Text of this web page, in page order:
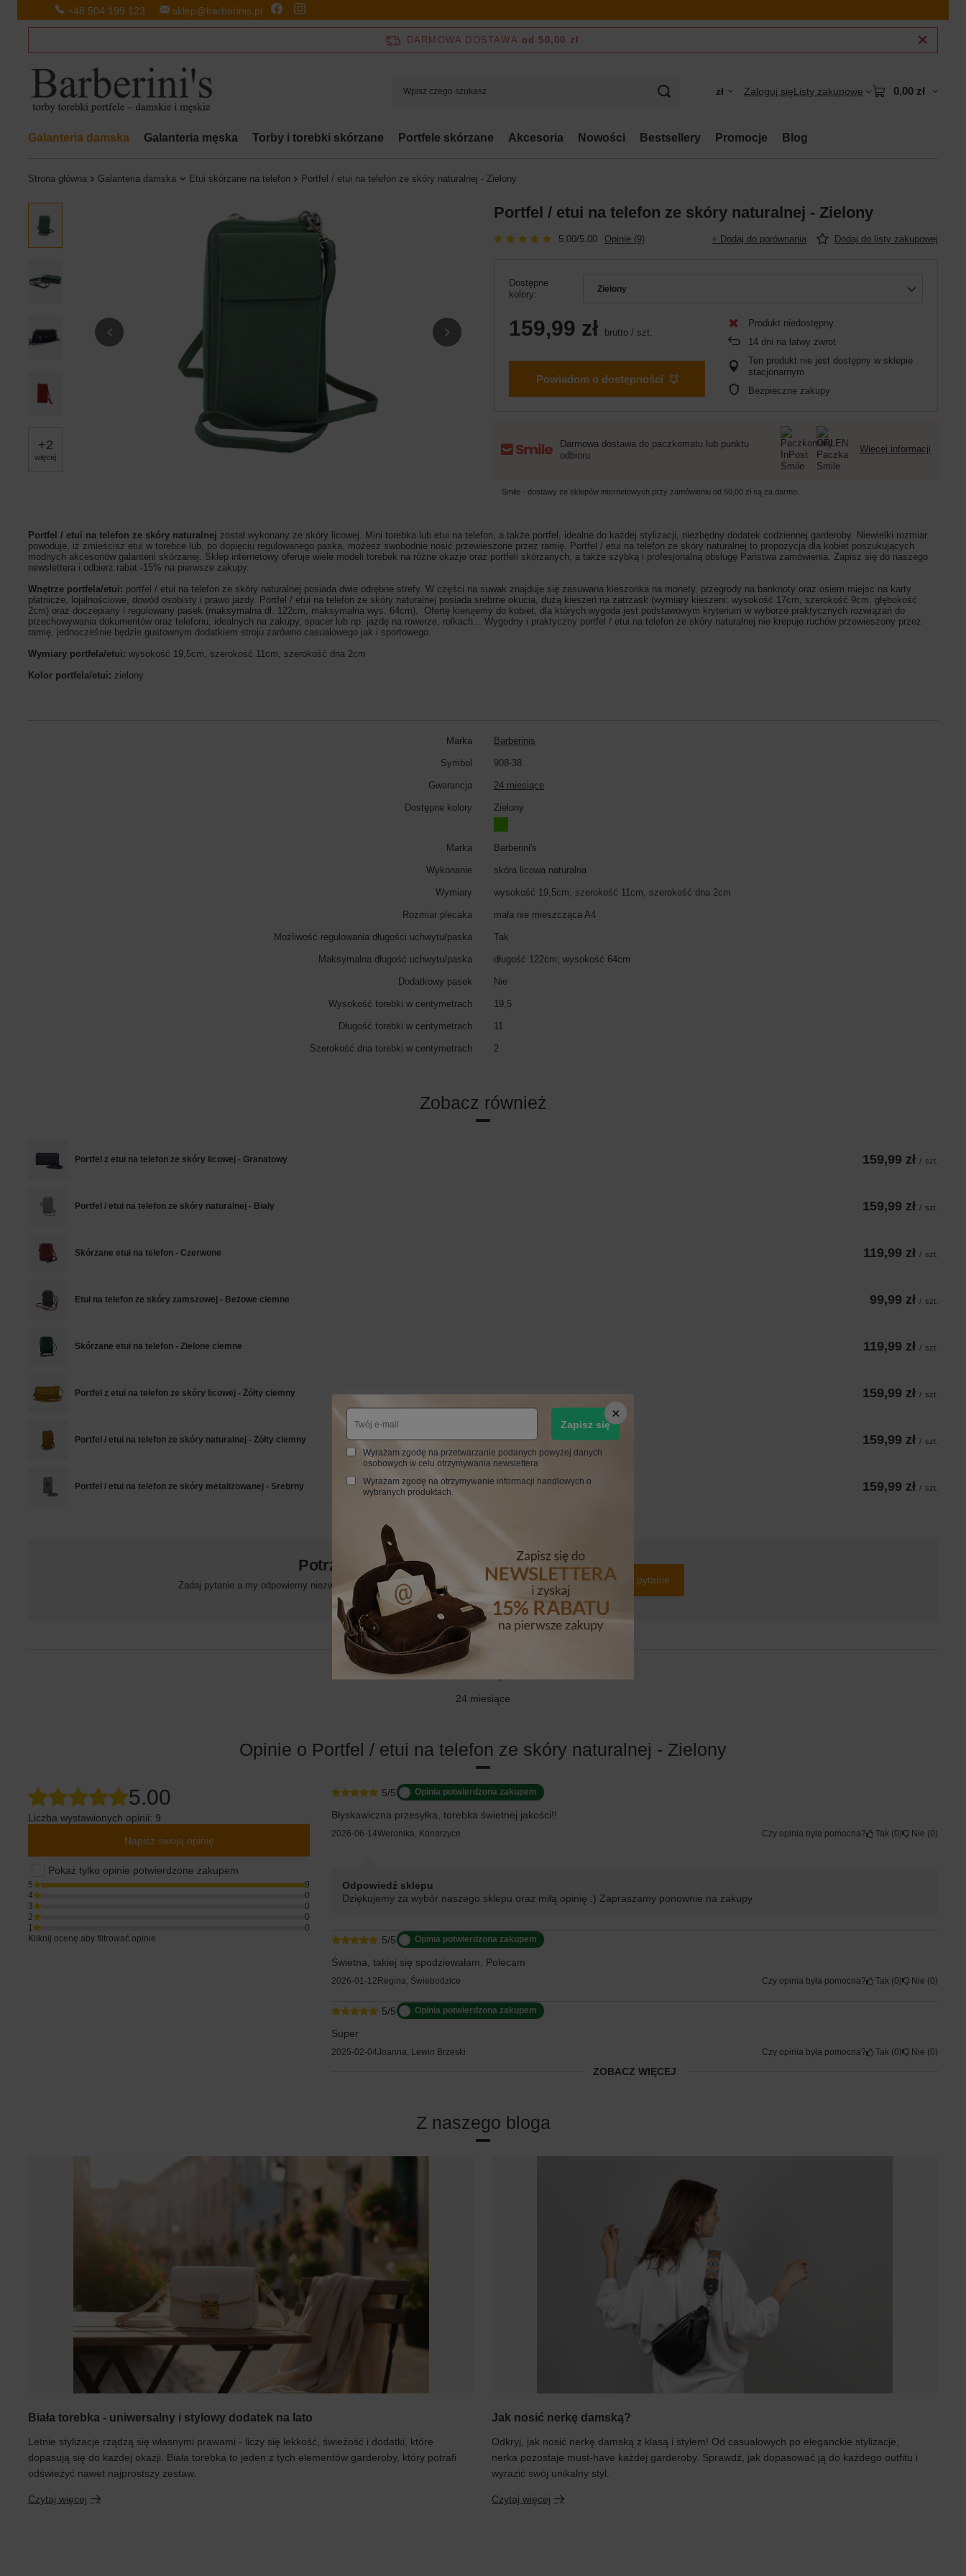
+48 504 199 123 sklep@barberinis.pl
DARMOWA DOSTAWA od 50,00 zł
zł Zaloguj sięListy zakupowe 0,00 zł
Galanteria damska Galanteria męska Torby i torebki skórzane Portfele skórzane Akcesoria Nowości Bestsellery Promocje Blog
Strona główna Galanteria damska Etui skórzane na telefon Portfel / etui na telefon ze skóry naturalnej - Zielony
+2
więcej
Portfel / etui na telefon ze skóry naturalnej - Zielony
5.00/5.00 Opinie (9) + Dodaj do porównania Dodaj do listy zakupowej
Dostępne
kolory
Zielony
159,99 zł brutto / szt.
Powiadom o dostępności
Produkt niedostępny
14 dni na łatwy zwrot
Ten produkt nie jest dostępny w sklepie
stacjonarnym
Bezpieczne zakupy
Darmowa dostawa do paczkomatu lub punktu
odbioru
Więcej informacji
Smile - dostawy ze sklepów internetowych przy zamówieniu od 50,00 zł są za darmo.
Portfel / etui na telefon ze skóry naturalnej został wykonany ze skóry licowej. Mini torebka lub etui na telefon, a także portfel, idealne do każdej stylizacji, niezbędny dodatek codziennej garderoby. Niewielki rozmiar
powoduje, iż zmieścisz etui w torebce lub, po dopięciu regulowanego paska, możesz swobodnie nosić przewieszone przez ramię. Portfel / etui na telefon ze skóry naturalnej to propozycja dla kobiet poszukujących
modnych akcesoriów galanterii skórzanej. Sklep internetowy oferuje wiele modeli torebek na różne okazje oraz portfeli skórzanych, a także szybką i profesjonalną obsługę Państwa zamówienia. Zapisz się do naszego
newslettera i odbierz rabat -15% na pierwsze zakupy.
Wnętrze portfela/etui: portfel / etui na telefon ze skóry naturalnej posiada dwie odrębne strefy. W części na suwak znajduje się zasuwana kieszonka na monety, przegrody na banknoty oraz osiem miejsc na karty
płatnicze, lojalnościowe, dowód osobisty i prawo jazdy. Portfel / etui na telefon ze skóry naturalnej posiada srebrne okucia, dużą kieszeń na zatrzask (wymiary kieszeni: wysokość 17cm, szerokość 9cm, głębokość
2cm) oraz doczepiany i regulowany pasek (maksymalna dł. 122cm, maksymalna wys. 64cm). Ofertę kierujemy do kobiet, dla których wygoda jest podstawowym kryterium w wyborze praktycznych rozwiązań do
przechowywania dokumentów oraz telefonu, idealnych na zakupy, spacer lub np. jazdę na rowerze, rolkach... Wygodny i praktyczny portfel / etui na telefon ze skóry naturalnej nie krepuje ruchów przewieszony przez
ramię, jednocześnie będzie gustownym dodatkiem stroju zarówno casualowego jak i sportowego.
Wymiary portfela/etui: wysokość 19,5cm, szerokość 11cm, szerokość dna 2cm
Kolor portfela/etui: zielony
Marka Barberinis
Symbol 908-38
Gwarancja 24 miesiące
Dostępne kolory Zielony
Marka Barberini's
Wykonanie skóra licowa naturalna
Wymiary wysokość 19,5cm, szerokość 11cm, szerokość dna 2cm
Rozmiar plecaka mała nie mieszcząca A4
Możliwość regulowania długości uchwytu/paska Tak
Maksymalna długość uchwytu/paska długość 122cm; wysokość 64cm
Dodatkowy pasek Nie
Wysokość torebki w centymetrach 19,5
Długość torebki w centymetrach 11
Szerokość dna torebki w centymetrach 2
Zobacz również
Portfel z etui na telefon ze skóry licowej - Granatowy 159,99 zł / szt.
Portfel / etui na telefon ze skóry naturalnej - Biały 159,99 zł / szt.
Skórzane etui na telefon - Czerwone 119,99 zł / szt.
Etui na telefon ze skóry zamszowej - Beżowe ciemne 99,99 zł / szt.
Skórzane etui na telefon - Zielone ciemne 119,99 zł / szt.
Portfel z etui na telefon ze skóry licowej - Żółty ciemny 159,99 zł / szt.
Portfel / etui na telefon ze skóry naturalnej - Żółty ciemny 159,99 zł / szt.
Portfel / etui na telefon ze skóry metalizowanej - Srebrny 159,99 zł / szt.
Potrzebujesz pomocy? Masz pytania?
Zadaj pytanie a my odpowiemy niezwłocznie, najciekawsze pytania i odpowiedzi publikując dla
innych.
Zadaj pytanie
24 miesiące
Opinie o Portfel / etui na telefon ze skóry naturalnej - Zielony
5.00
Liczba wystawionych opinii: 9
Napisz swoją opinię
Pokaż tylko opinie potwierdzone zakupem
5
9
4
0
3
0
2
0
1
0
Kliknij ocenę aby filtrować opinie
5/5 Opinia potwierdzona zakupem
Błyskawiczna przesyłka, torebka świetnej jakości!!
2026-06-14Weronika, Konarzyce Czy opinia była pomocna? Tak 0 Nie 0
Odpowiedź sklepu
Dziękujemy za wybór naszego sklepu oraz miłą opinię :) Zapraszamy ponownie na zakupy
5/5 Opinia potwierdzona zakupem
Świetna, takiej się spodziewałam. Polecam
2026-01-12 Regina, Świebodzice Czy opinia była pomocna? Tak 0 Nie 0
5/5 Opinia potwierdzona zakupem
Super
2025-02-04Joanna, Lewin Brzeski Czy opinia była pomocna? Tak 0 Nie 0
ZOBACZ WIĘCEJ
Z naszego bloga
Biała torebka - uniwersalny i stylowy dodatek na lato
Letnie stylizacje rządzą się własnymi prawami - liczy się lekkość, świeżość i dodatki, które
dopasują się do każdej okazji. Biała torebka to jeden z tych elementów garderoby, który potrafi
odświeżyć nawet najprostszy zestaw.
Czytaj więcej
Jak nosić nerkę damską?
Odkryj, jak nosić nerkę damską z klasą i stylem! Od casualowych po eleganckie stylizacje,
nerka pozostaje must-have każdej garderoby. Sprawdź, jak dopasować ją do każdego outfitu i
wyrazić swój unikalny styl.
Czytaj więcej
Zapisz się
Wyrażam zgodę na przetwarzanie podanych powyżej danych
osobowych w celu otrzymywania newslettera
Wyrażam zgodę na otrzymywanie informacji handlowych o
wybranych produktach.